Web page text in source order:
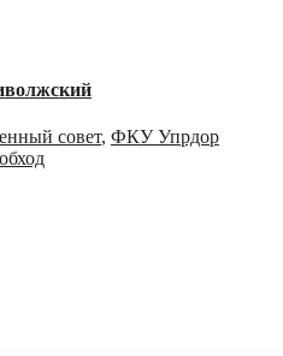
совет, ФКУ Упрдор